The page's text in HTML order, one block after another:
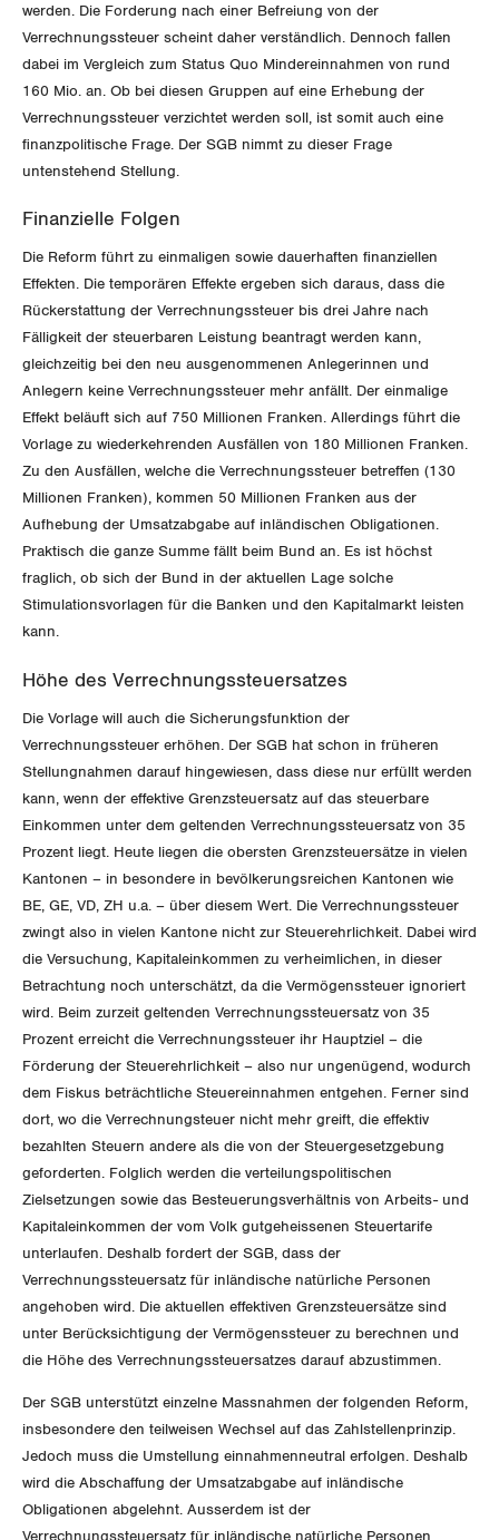
werden. Die Forderung nach einer Befreiung von der
Verrechnungssteuer scheint daher verständlich. Dennoch fallen
dabei im Vergleich zum Status Quo Mindereinnahmen von rund
160 Mio. an. Ob bei diesen Gruppen auf eine Erhebung der
Verrechnungssteuer verzichtet werden soll, ist somit auch eine
finanzpolitische Frage. Der SGB nimmt zu dieser Frage
untenstehend Stellung.
Finanzielle Folgen
Die Reform führt zu einmaligen sowie dauerhaften finanziellen
Effekten. Die temporären Effekte ergeben sich daraus, dass die
Rückerstattung der Verrechnungssteuer bis drei Jahre nach
Fälligkeit der steuerbaren Leistung beantragt werden kann,
gleichzeitig bei den neu ausgenommenen Anlegerinnen und
Anlegern keine Verrechnungssteuer mehr anfällt. Der einmalige
Effekt beläuft sich auf 750 Millionen Franken. Allerdings führt die
Vorlage zu wiederkehrenden Ausfällen von 180 Millionen Franken.
Zu den Ausfällen, welche die Verrechnungssteuer betreffen (130
Millionen Franken), kommen 50 Millionen Franken aus der
Aufhebung der Umsatzabgabe auf inländischen Obligationen.
Praktisch die ganze Summe fällt beim Bund an. Es ist höchst
fraglich, ob sich der Bund in der aktuellen Lage solche
Stimulationsvorlagen für die Banken und den Kapitalmarkt leisten
kann.
Höhe des Verrechnungssteuersatzes
Die Vorlage will auch die Sicherungsfunktion der
Verrechnungssteuer erhöhen. Der SGB hat schon in früheren
Stellungnahmen darauf hingewiesen, dass diese nur erfüllt werden
kann, wenn der effektive Grenzsteuersatz auf das steuerbare
Einkommen unter dem geltenden Verrechnungssteuersatz von 35
Prozent liegt. Heute liegen die obersten Grenzsteuersätze in vielen
Kantonen – in besondere in bevölkerungsreichen Kantonen wie
BE, GE, VD, ZH u.a. – über diesem Wert. Die Verrechnungssteuer
zwingt also in vielen Kantone nicht zur Steuerehrlichkeit. Dabei wird
die Versuchung, Kapitaleinkommen zu verheimlichen, in dieser
Betrachtung noch unterschätzt, da die Vermögenssteuer ignoriert
wird. Beim zurzeit geltenden Verrechnungssteuersatz von 35
Prozent erreicht die Verrechnungssteuer ihr Hauptziel – die
Förderung der Steuerehrlichkeit – also nur ungenügend, wodurch
dem Fiskus beträchtliche Steuereinnahmen entgehen. Ferner sind
dort, wo die Verrechnungsteuer nicht mehr greift, die effektiv
bezahlten Steuern andere als die von der Steuergesetzgebung
geforderten. Folglich werden die verteilungspolitischen
Zielsetzungen sowie das Besteuerungsverhältnis von Arbeits- und
Kapitaleinkommen der vom Volk gutgeheissenen Steuertarife
unterlaufen. Deshalb fordert der SGB, dass der
Verrechnungssteuersatz für inländische natürliche Personen
angehoben wird. Die aktuellen effektiven Grenzsteuersätze sind
unter Berücksichtigung der Vermögenssteuer zu berechnen und
die Höhe des Verrechnungssteuersatzes darauf abzustimmen.
Der SGB unterstützt einzelne Massnahmen der folgenden Reform,
insbesondere den teilweisen Wechsel auf das Zahlstellenprinzip.
Jedoch muss die Umstellung einnahmenneutral erfolgen. Deshalb
wird die Abschaffung der Umsatzabgabe auf inländische
Obligationen abgelehnt. Ausserdem ist der
Verrechnungssteuersatz für inländische natürliche Personen